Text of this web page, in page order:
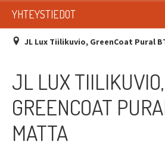
LISTAT
SADEVESIJÄRJESTELMÄT
KATTOLUUKUT JA KATTOLÄPIVIENNIT
YHTEYSTIEDOT
JL Lux Tiilikuvio, GreenCoat Pural
JL LUX TIILIKUVIO,
GREENCOAT
MATTA